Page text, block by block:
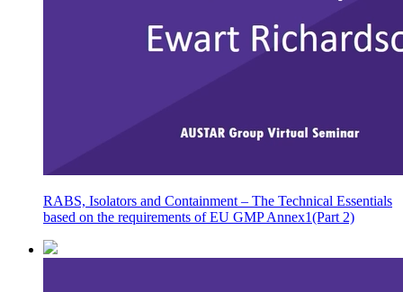
RABS, Isolators and Containment – The Technical Essentials
based on the requirements of EU GMP Annex1(Part 2)